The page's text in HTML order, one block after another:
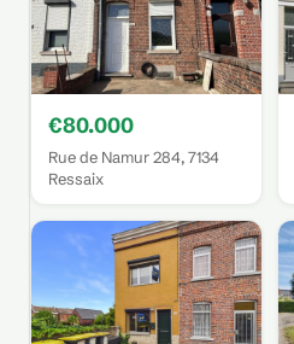
€80.000
Rue de Namur 284, 7134
Ressaix